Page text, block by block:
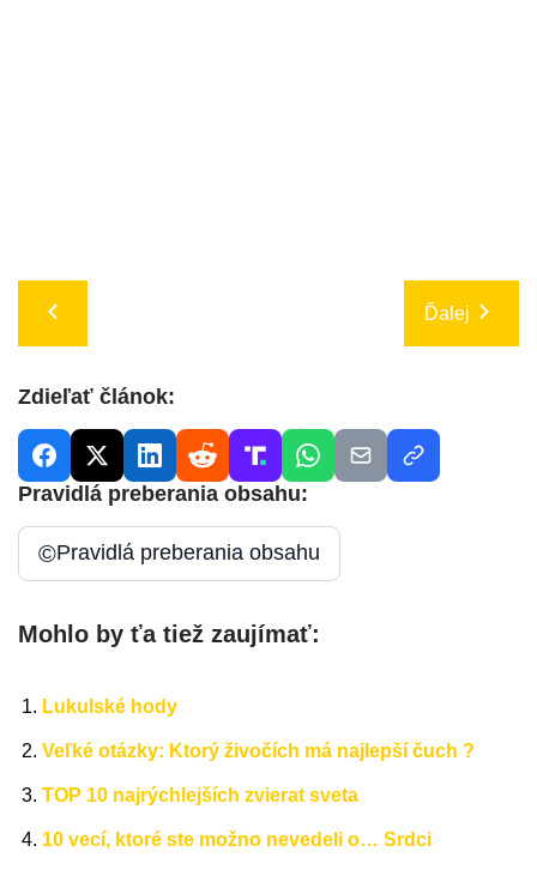
Ďalej
Zdieľať článok:
Pravidlá preberania obsahu:
©Pravidlá preberania obsahu
Mohlo by ťa tiež zaujímať:
Lukulské hody
Veľké otázky: Ktorý živočích má najlepší čuch ?
TOP 10 najrýchlejších zvierat sveta
10 vecí, ktoré ste možno nevedeli o… Srdci